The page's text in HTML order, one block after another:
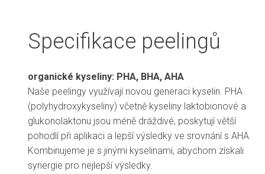
Specifikace peelingů
organické kyseliny: PHA, BHA, AHA
Naše peelingy využívají novou generaci kyselin. PHA
(polyhydroxykyseliny) včetně kyseliny laktobionové a
glukonolaktonu jsou méně dráždivé, poskytují větší
pohodlí při aplikaci a lepší výsledky ve srovnání s AHA.
Kombinujeme je s jinými kyselinami, abychom získali
synergie pro nejlepší výsledky.